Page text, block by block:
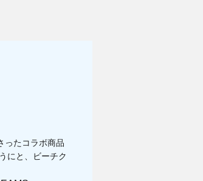
ったコラボ商品
にと、ビーチク